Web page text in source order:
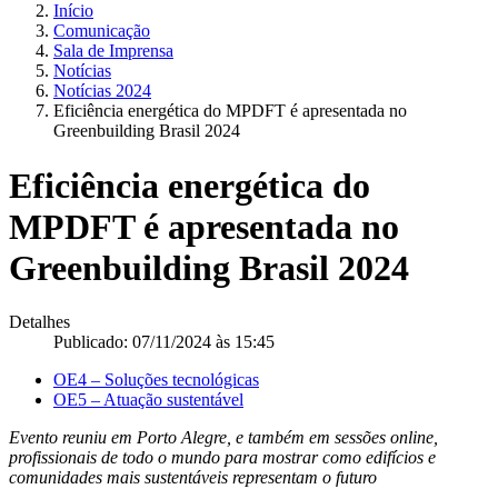
Início
Comunicação
Sala de Imprensa
Notícias
Notícias 2024
Eficiência energética do MPDFT é apresentada no
Greenbuilding Brasil 2024
Eficiência energética do
MPDFT é apresentada no
Greenbuilding Brasil 2024
Detalhes
Publicado: 07/11/2024 às 15:45
OE4 – Soluções tecnológicas
OE5 – Atuação sustentável
Evento reuniu em Porto Alegre, e também em sessões online,
profissionais de todo o mundo para mostrar como edifícios e
comunidades mais sustentáveis representam o futuro